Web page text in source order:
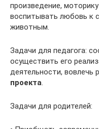
произведение,
воспитывать любовь к
животным.
Задачи для педагога:
осуществить его
деятельности, вовлечь
проекта.
Задачи для родителей: